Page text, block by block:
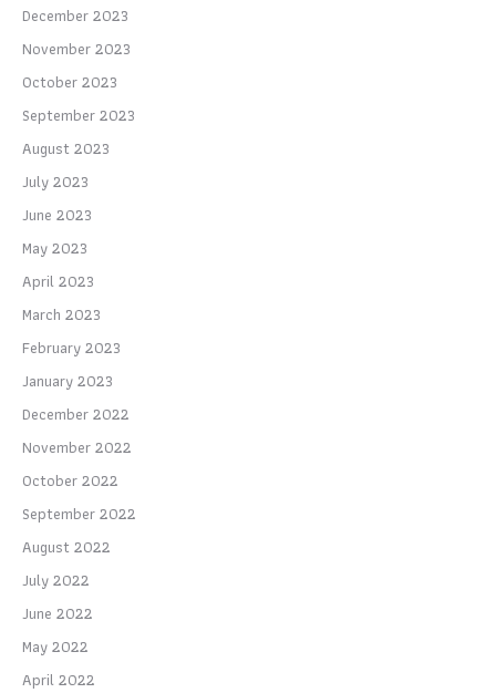
December 2023
November 2023
October 2023
September 2023
August 2023
July 2023
June 2023
May 2023
April 2023
March 2023
February 2023
January 2023
December 2022
November 2022
October 2022
September 2022
August 2022
July 2022
June 2022
May 2022
April 2022